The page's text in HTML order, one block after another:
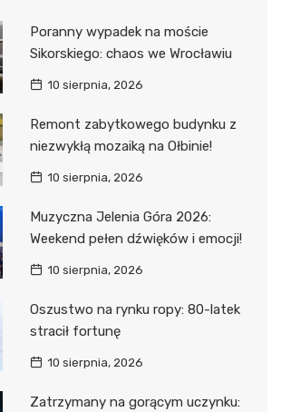
Poranny wypadek na moście
Sikorskiego: chaos we Wrocławiu
10 sierpnia, 2026
Remont zabytkowego budynku z
niezwykłą mozaiką na Ołbinie!
10 sierpnia, 2026
Muzyczna Jelenia Góra 2026:
Weekend pełen dźwięków i emocji!
10 sierpnia, 2026
Oszustwo na rynku ropy: 80-latek
stracił fortunę
10 sierpnia, 2026
Zatrzymany na gorącym uczynku: